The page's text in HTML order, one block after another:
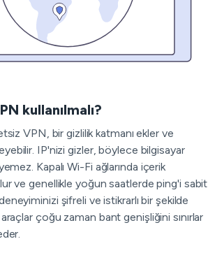
kullanılmalı?
VPN, bir gizlilik katmanı ekler ve
IP'nizi gizler, böylece bilgisayar
Kapalı Wi-Fi ağlarında içerik
ve genellikle yoğun saatlerde ping'i sabit
şifreli ve istikrarlı bir şekilde
çoğu zaman bant genişliğini sınırlar